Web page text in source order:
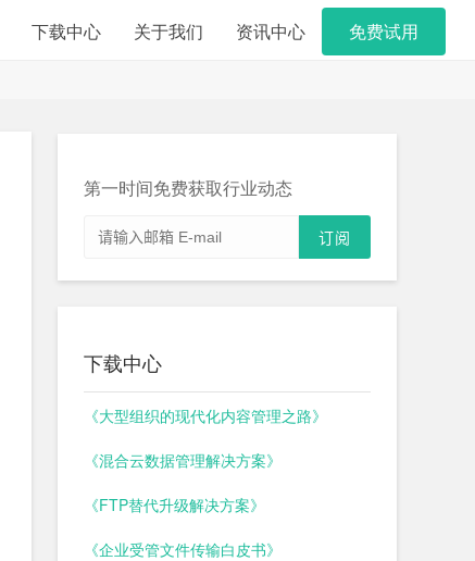
下载中心 关于我们 资讯中心 免费试用
第一时间免费获取行业动态
下载中心
《大型组织的现代化内容管理之路》
《混合云数据管理解决方案》
《FTP替代升级解决方案》
《企业受管文件传输白皮书》